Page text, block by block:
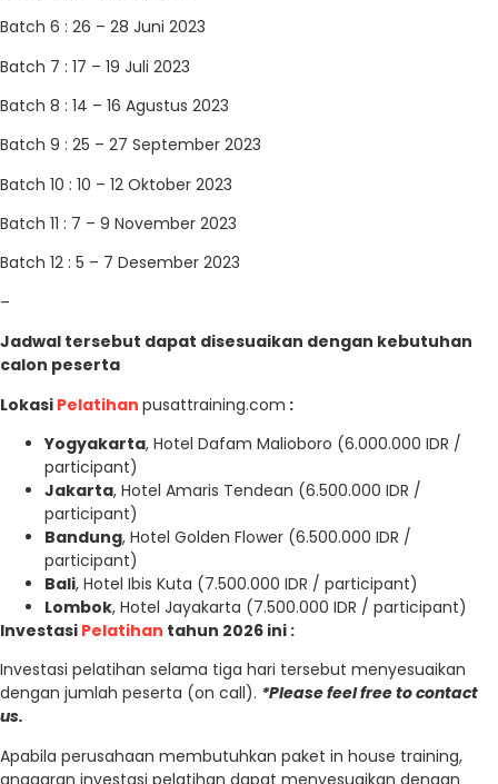
Batch 6 : 26 – 28 Juni 2023
Batch 7 : 17 – 19 Juli 2023
Batch 8 : 14 – 16 Agustus 2023
Batch 9 : 25 – 27 September 2023
Batch 10 : 10 – 12 Oktober 2023
Batch 11 : 7 – 9 November 2023
Batch 12 : 5 – 7 Desember 2023
–
Jadwal tersebut dapat disesuaikan dengan kebutuhan
calon peserta
Lokasi Pelatihan pusattraining.com :
Yogyakarta, Hotel Dafam Malioboro (6.000.000 IDR /
participant)
Jakarta, Hotel Amaris Tendean (6.500.000 IDR /
participant)
Bandung, Hotel Golden Flower (6.500.000 IDR /
participant)
Bali, Hotel Ibis Kuta (7.500.000 IDR / participant)
Lombok, Hotel Jayakarta (7.500.000 IDR / participant)
Investasi Pelatihan tahun 2026 ini :
Investasi pelatihan selama tiga hari tersebut menyesuaikan
dengan jumlah peserta (on call). *Please feel free to contact
us.
Apabila perusahaan membutuhkan paket in house training,
anggaran investasi pelatihan dapat menyesuaikan dengan